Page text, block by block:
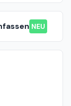
NEU